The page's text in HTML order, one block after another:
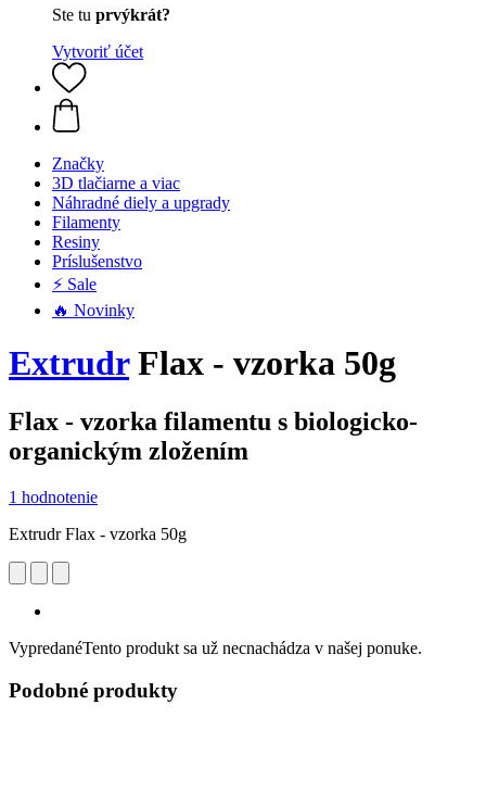
Ste tu prvýkrát?
Vytvoriť účet
Značky
3D tlačiarne a viac
Náhradné diely a upgrady
Filamenty
Resiny
Príslušenstvo
⚡ Sale
🔥 Novinky
ExtrudrFlax - vzorka 50g
Flax - vzorka filamentu s biologicko-
organickým zložením
1 hodnotenie
Extrudr Flax - vzorka 50g
VypredanéTento produkt sa už necnachádza v našej ponuke.
Podobné produkty